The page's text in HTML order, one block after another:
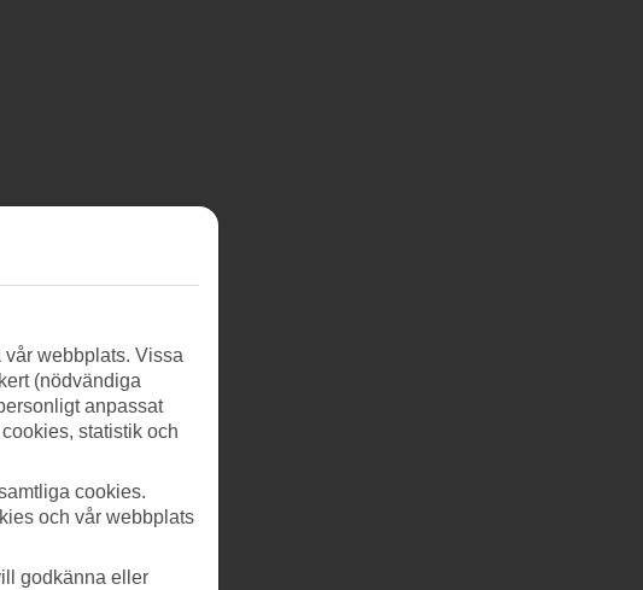
webbplats. Vissa
(nödvändiga
anpassat
statistik och
cookies.
och vår webbplats
godkänna eller